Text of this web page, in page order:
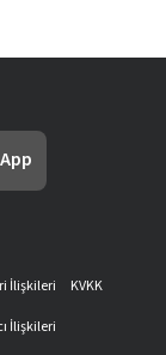
İlişkileri
KVKK
İlişkileri